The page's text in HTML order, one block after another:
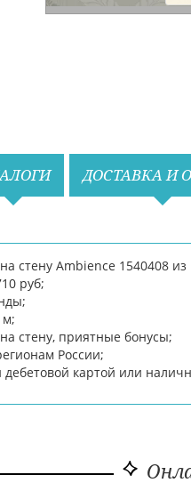
ДОСТАВКА И
стену Ambience 1540408 из
руб;
м;
стену, приятные бонусы;
России;
картой или